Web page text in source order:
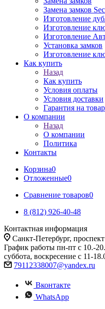
Замена замков
Изготовление
Изготовление
Изготовление
Установка замков
Изготовление
Как купить
Назад
Как купить
Условия оплаты
Условия доставки
Гарантия на товар
О компании
Назад
О компании
Политика
Контакты
Корзина0
Отложенные0
Сравнение товаров0
8 (812) 926-40-48
Контактная информация
Санкт-Петербург,
График работы пн-пт с 10.-
суббота, воскресение с 11-
79112338007@yandex.ru
Вконтакте
WhatsApp